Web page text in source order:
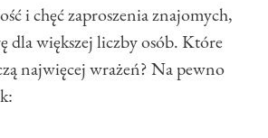
i chęć zaproszenia znajomych,
dla większej liczby osób. Które
najwięcej wrażeń? Na pewno